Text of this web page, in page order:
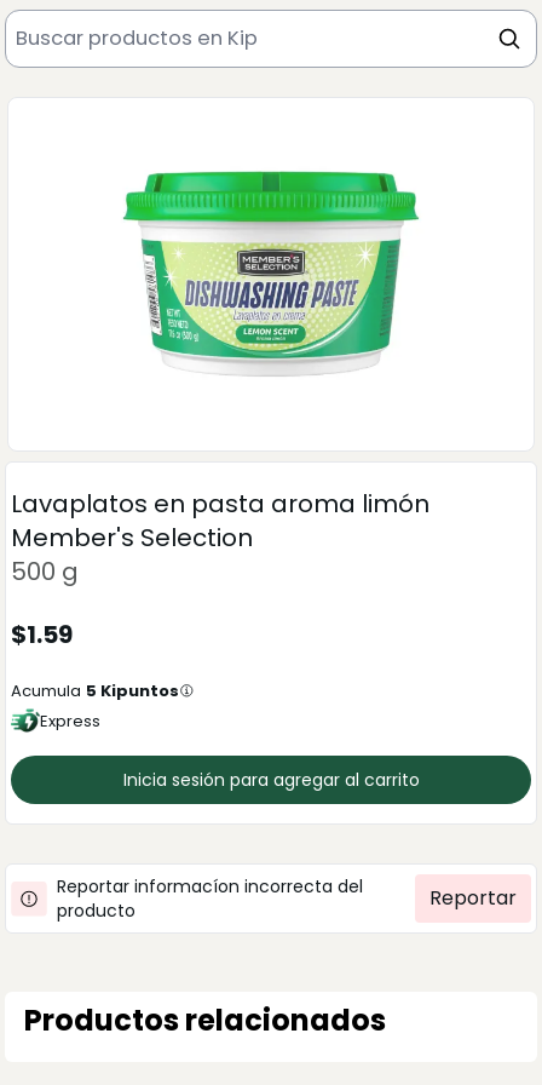
Lavaplatos en pasta aroma limón
Member's Selection
500 g
$1.59
Acumula 5 Kipuntos
Express
Inicia sesión para agregar al carrito
Reportar informacíon incorrecta del
producto
Reportar
Productos relacionados